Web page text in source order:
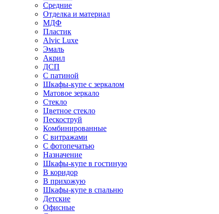
Средние
Отделка и материал
МДФ
Пластик
Alvic Luxe
Эмаль
Акрил
ДСП
С патиной
Шкафы-купе с зеркалом
Матовое зеркало
Стекло
Цветное стекло
Пескоструй
Комбинированные
С витражами
С фотопечатью
Назначение
Шкафы-купе в гостиную
В коридор
В прихожую
Шкафы-купе в спальню
Детские
Офисные